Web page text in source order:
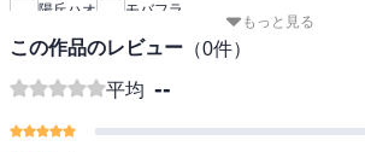
陽丘ハオ
モバフラ
もっと見る
この作品のレビュー （0件）
平均 --